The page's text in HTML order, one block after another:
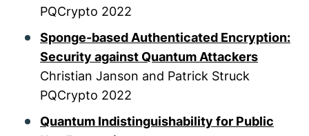
PQCrypto 2022
Sponge-based Authenticated Encryption:
Security against Quantum Attackers
Christian Janson and Patrick Struck
PQCrypto 2022
Quantum Indistinguishability for Public